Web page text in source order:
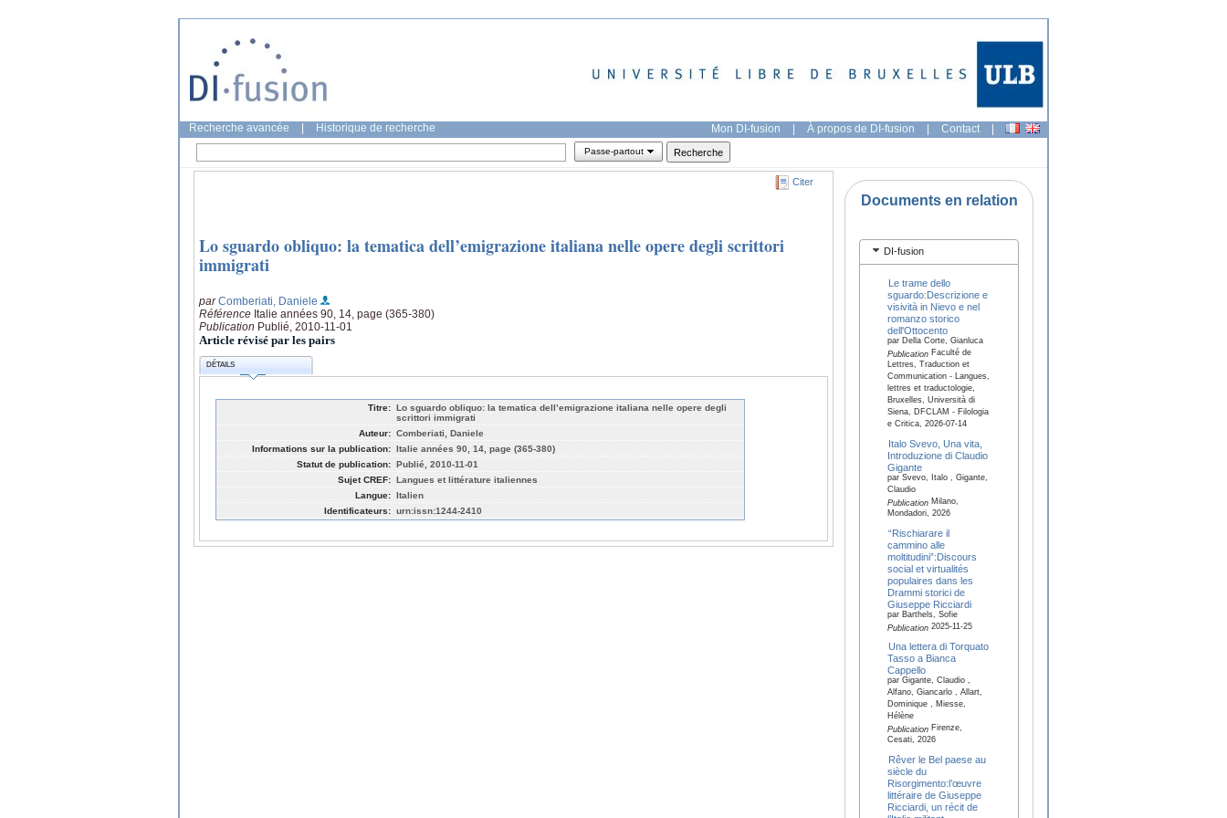
Recherche avancée Historique de recherche Mon DI-fusion | À propos de DI-fusion | Contact |
Passe-partout
Citer
Lo sguardo obliquo: la tematica dell’emigrazione italiana nelle opere degli scrittori
immigrati
parComberiati, Daniele
Référence Italie années 90, 14, page (365-380)
Publication Publié, 2010-11-01
Article révisé par les pairs
DÉTAILS
Titre: Lo sguardo obliquo: la tematica dell’emigrazione italiana nelle opere degli
scrittori immigrati
Auteur: Comberiati, Daniele
Informations sur la publication: Italie années 90, 14, page (365-380)
Statut de publication: Publié, 2010-11-01
Sujet CREF: Langues et littérature italiennes
Langue: Italien
Identificateurs: urn:issn:1244-2410
Documents en relation
DI-fusion
Le trame dello
sguardo:Descrizione e
visività in Nievo e nel
romanzo storico
dell'Ottocento
par Della Corte, Gianluca
PublicationFaculté de
Lettres, Traduction et
Communication - Langues,
lettres et traductologie,
Bruxelles, Università di
Siena, DFCLAM - Filologia
e Critica, 2026-07-14
Italo Svevo, Una vita,
Introduzione di Claudio
Gigante
par Svevo, Italo , Gigante,
Claudio
PublicationMilano,
Mondadori, 2026
“Rischiarare il
cammino alle
moltitudini”:Discours
social et virtualités
populaires dans les
Drammi storici de
Giuseppe Ricciardi
par Barthels, Sofie
Publication2025-11-25
Una lettera di Torquato
Tasso a Bianca
Cappello
par Gigante, Claudio ,
Alfano, Giancarlo , Allart,
Dominique , Miesse,
Hélène
PublicationFirenze,
Cesati, 2026
Rêver le Bel paese au
siècle du
Risorgimento:l’œuvre
littéraire de Giuseppe
Ricciardi, un récit de